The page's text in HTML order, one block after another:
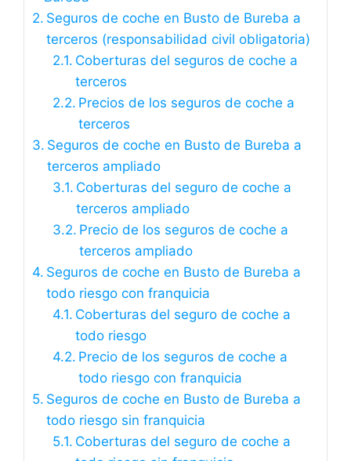
Seguros de coche en Busto de Bureba a
terceros (responsabilidad civil obligatoria)
Coberturas del seguros de coche a
terceros
Precios de los seguros de coche a
terceros
Seguros de coche en Busto de Bureba a
terceros ampliado
Coberturas del seguro de coche a
terceros ampliado
Precio de los seguros de coche a
terceros ampliado
Seguros de coche en Busto de Bureba a
todo riesgo con franquicia
Coberturas del seguro de coche a
todo riesgo
Precio de los seguros de coche a
todo riesgo con franquicia
Seguros de coche en Busto de Bureba a
todo riesgo sin franquicia
Coberturas del seguro de coche a